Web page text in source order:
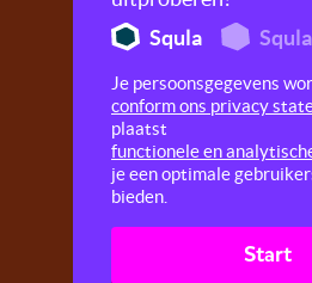
zonnestraal,
Squla
Je persoonsgegevens
conform ons privacy
plaatst
functionele en
je een optimale
bieden.
Start